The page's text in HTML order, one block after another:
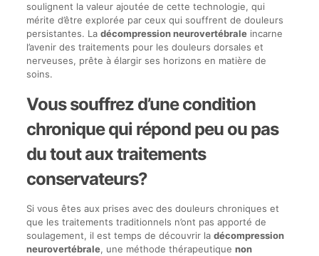
soulignent la valeur ajoutée de cette technologie, qui
mérite d’être explorée par ceux qui souffrent de douleurs
persistantes. La décompression neurovertébraleincarne
l’avenir des traitements pour les douleurs dorsales et
nerveuses, prête à élargir ses horizons en matière de
soins.
Vous souffrez d’une condition
chronique qui répond peu ou pas
du tout aux traitements
conservateurs?
Si vous êtes aux prises avec des douleurs chroniques et
que les traitements traditionnels n’ont pas apporté de
soulagement, il est temps de découvrir la décompression
neurovertébrale, une méthode thérapeutique non